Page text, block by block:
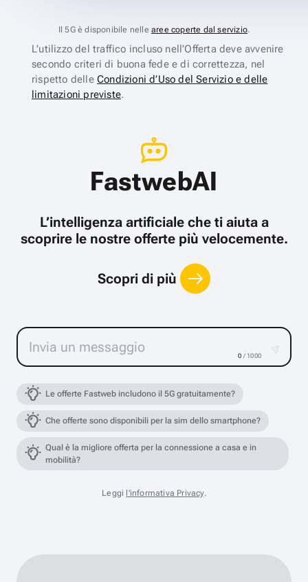
Il 5G è disponibile nelle aree coperte dal servizio.
L’utilizzo del traffico incluso nell’Offerta deve avvenire
secondo criteri di buona fede e di correttezza, nel
rispetto delle Condizioni d’Uso del Servizio e delle
limitazioni previste.
FastwebAI
L’intelligenza artificiale che ti aiuta a
scoprire le nostre offerte più velocemente.
Scopri di più
0 / 1000
Le offerte Fastweb includono il 5G gratuitamente?
Che offerte sono disponibili per la sim dello smartphone?
Qual è la migliore offerta per la connessione a casa e in
mobilità?
Leggi l'informativa Privacy.